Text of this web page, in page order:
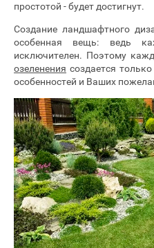
простотой - будет достигнут.
Создание ландшафтного
особенная вещь: ведь
исключителен. Поэтому
озеленения создается
особенностей и Ваших